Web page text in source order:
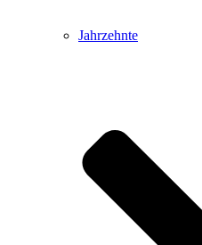
Jahrzehnte